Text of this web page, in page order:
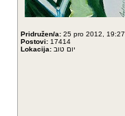
Pridružen/a: 25 pro 2012, 19:27
Postovi: 17414
Lokacija: יום טוב